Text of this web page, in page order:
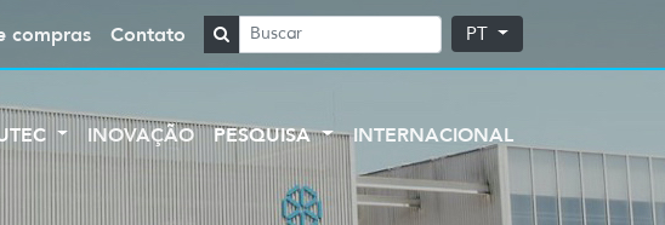
compras Contato PT
INOVAÇÃO PESQUISA INTERNACIONAL